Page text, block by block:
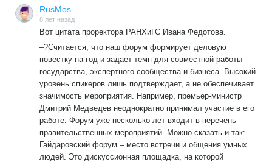
RusMos
8 лет назад
Вот цитата проректора РАНХиГС Ивана Федотова.
–?Считается, что наш форум формирует деловую
повестку на год и задает темп для совместной работы
государства, экспертного сообщества и бизнеса. Высокий
уровень спикеров лишь подтверждает, а не обеспечивает
значимость мероприятия. Например, премьер-министр
Дмитрий Медведев неоднократно принимал участие в его
работе. Форум уже несколько лет входит в перечень
правительственных мероприятий. Можно сказать и так:
Гайдаровский форум – место встречи и общения умных
людей. Это дискуссионная площадка, на которой